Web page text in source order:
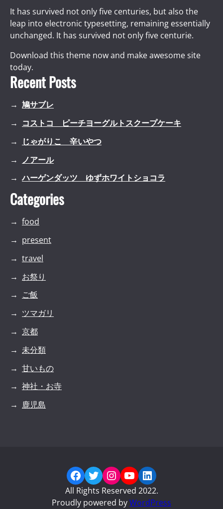
It has survived not only five centuries, but also the
leap into electronic typesetting, remaining essentially
unchanged. It has survived not only five centurie.
Download this theme now and make awesome site
today.
Recent Posts
鳩サブレ
コストコ ピーチヨーグルトスクープケーキ
じゃがりこ 辛いやつ
ノアール
ハーゲンダッツ ゆずホワイトショコラ
Categories
food
present
travel
お祭り
ご飯
ツマガリ
京都
未分類
甘いもの
神社・お寺
鹿児島
Facebook
Twitter
Instagram
YouTube
LinkedIn
All Rights Reserved 2022.
Proudly powered byWordPress